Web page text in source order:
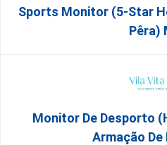
Sports Monitor (5-Star
Pêra)
Monitor De Desporto
Armação